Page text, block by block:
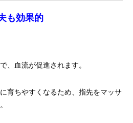
も効果的
、血流が促進されます。
育ちやすくなるため、指先をマッサ